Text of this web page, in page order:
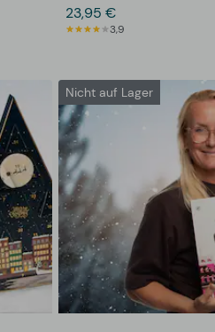
23,95 €
3,9
Nicht auf Lager